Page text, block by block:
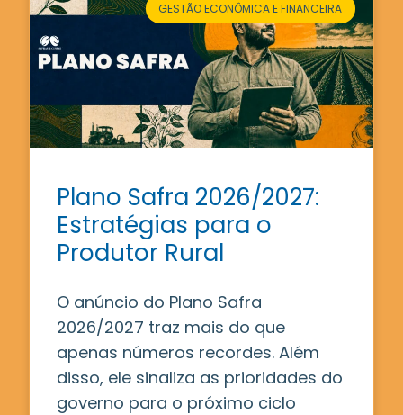
GESTÃO ECONÔMICA E FINANCEIRA
Plano Safra 2026/2027:
Estratégias para o
Produtor Rural
O anúncio do Plano Safra
2026/2027 traz mais do que
apenas números recordes. Além
disso, ele sinaliza as prioridades do
governo para o próximo ciclo